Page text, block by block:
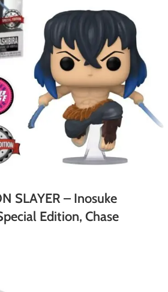
SLAYER – Inosuke
Edition, Chase